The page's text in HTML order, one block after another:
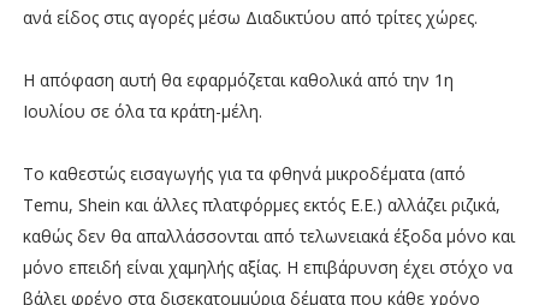
ανά είδος στις αγορές μέσω Διαδικτύου από τρίτες χώρες.
Η απόφαση αυτή θα εφαρμόζεται καθολικά από την 1η
Ιουλίου σε όλα τα κράτη-μέλη.
Το καθεστώς εισαγωγής για τα φθηνά μικροδέματα (από
Temu, Shein και άλλες πλατφόρμες εκτός Ε.Ε.) αλλάζει ριζικά,
καθώς δεν θα απαλλάσσονται από τελωνειακά έξοδα μόνο και
μόνο επειδή είναι χαμηλής αξίας. Η επιβάρυνση έχει στόχο να
βάλει φρένο στα δισεκατομμύρια δέματα που κάθε χρόνο